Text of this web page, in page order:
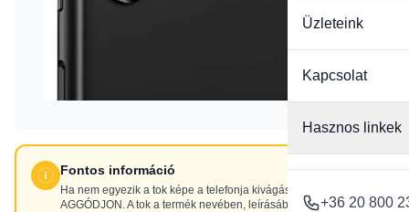
Üzleteink
Kapcsolat
Hasznos linkek
+36 20 800
Fontos információ
Ha nem egyezik a tok képe a telefonja kivágásaival, NE
AGGÓDJON. A tok a termék nevében, leírásában szereplő